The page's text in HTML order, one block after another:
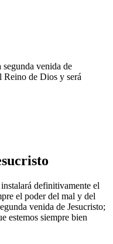
venida de
Reino de Dios y será
definitivamente el
el poder del mal y del
venida de Jesucristo;
estemos siempre bien